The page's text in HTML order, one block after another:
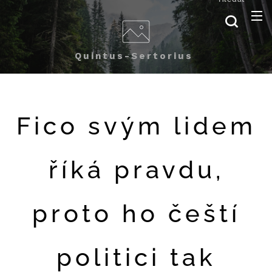
Quintus-Sertorius
Fico svým lidem
říká pravdu,
proto ho čeští
politici tak